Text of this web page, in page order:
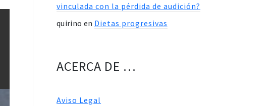
vinculada con la pérdida de audición?
quirino en Dietas progresivas
ACERCA DE …
Aviso Legal